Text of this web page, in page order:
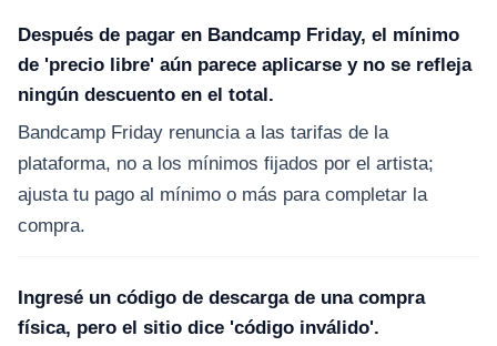
Después de pagar en Bandcamp Friday, el mínimo
de 'precio libre' aún parece aplicarse y no se refleja
ningún descuento en el total.
Bandcamp Friday renuncia a las tarifas de la
plataforma, no a los mínimos fijados por el artista;
ajusta tu pago al mínimo o más para completar la
compra.
Ingresé un código de descarga de una compra
física, pero el sitio dice 'código inválido'.